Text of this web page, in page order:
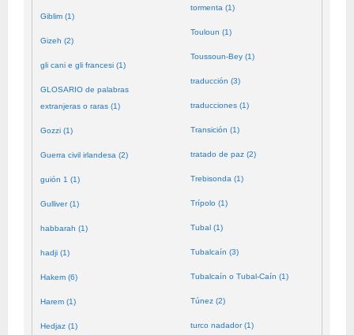
Giblim (1)
Gizeh (2)
gli cani e gli francesi (1)
GLOSARIO de palabras
extranjeras o raras (1)
Gozzi (1)
Guerra civil irlandesa (2)
guión 1 (1)
Gulliver (1)
habbarah (1)
hadji (1)
Hakem (6)
Harem (1)
Hedjaz (1)
tormenta (1)
Touloun (1)
Toussoun-Bey (1)
traducción (3)
traducciones (1)
Transición (1)
tratado de paz (2)
Trebisonda (1)
Trípolo (1)
Tubal (1)
Tubalcaín (3)
Tubalcaín o Tubal-Caín (1)
Túnez (2)
turco nadador (1)